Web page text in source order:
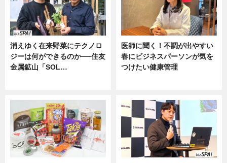
消えゆく在来野菜にテクノロ
ジーは何ができるのか──住友
金属鉱山「SOL…
医師に聞く！不調が出やすい
春にビジネスパーソンが気を
つけたい健康管理